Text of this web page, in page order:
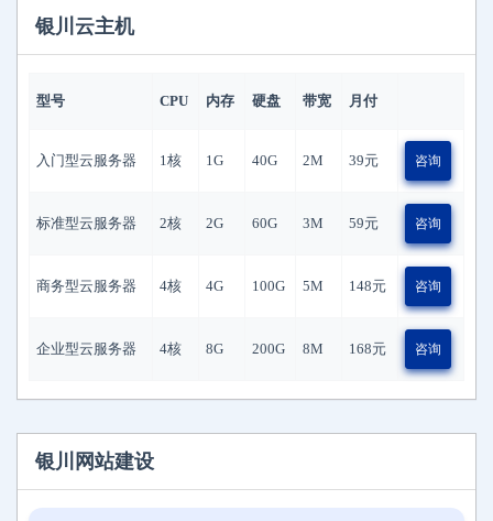
银川云主机
型号 CPU 内存 硬盘 带宽 月付
入门型云服务器 1核 1G 40G 2M 39元 咨询
标准型云服务器 2核 2G 60G 3M 59元 咨询
商务型云服务器 4核 4G 100G 5M 148元 咨询
企业型云服务器 4核 8G 200G 8M 168元 咨询
银川网站建设